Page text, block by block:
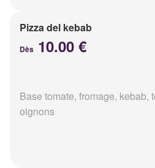
Pizza del kebab
Dès 10.00 €
Base tomate, fromage, kebab,
oignons